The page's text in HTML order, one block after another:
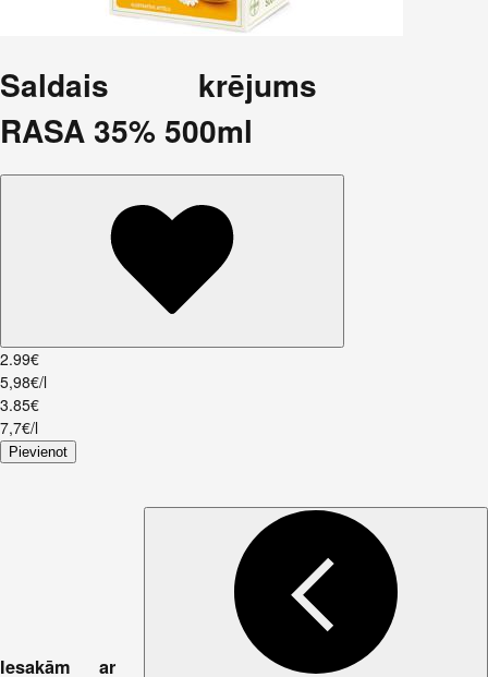
Saldais krējums
RASA 35% 500ml
2.99€
5,98€/l
3.85€
7,7€/l
Pievienot
Iesakām ar